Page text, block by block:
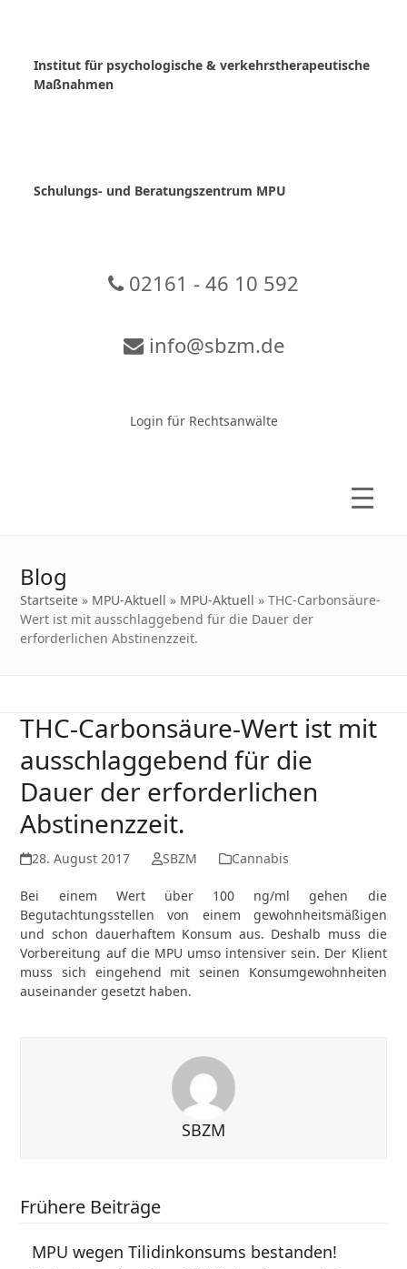
Institut für psychologische & verkehrstherapeutische
Maßnahmen
Schulungs- und Beratungszentrum MPU
02161 - 46 10 592
info@sbzm.de
Login für Rechtsanwälte
Blog
Startseite » MPU-Aktuell » MPU-Aktuell »THC-Carbonsäure-
Wert ist mit ausschlaggebend für die Dauer der
erforderlichen Abstinenzzeit.
THC-Carbonsäure-Wert ist mit
ausschlaggebend für die
Dauer der erforderlichen
Abstinenzzeit.
28. August 2017 SBZM Cannabis
Bei einem Wert über 100 ng/ml gehen die
Begutachtungsstellen von einem gewohnheitsmäßigen
und schon dauerhaftem Konsum aus. Deshalb muss die
Vorbereitung auf die MPU umso intensiver sein. Der Klient
muss sich eingehend mit seinen Konsumgewohnheiten
auseinander gesetzt haben.
SBZM
Frühere Beiträge
MPU wegen Tilidinkonsums bestanden!